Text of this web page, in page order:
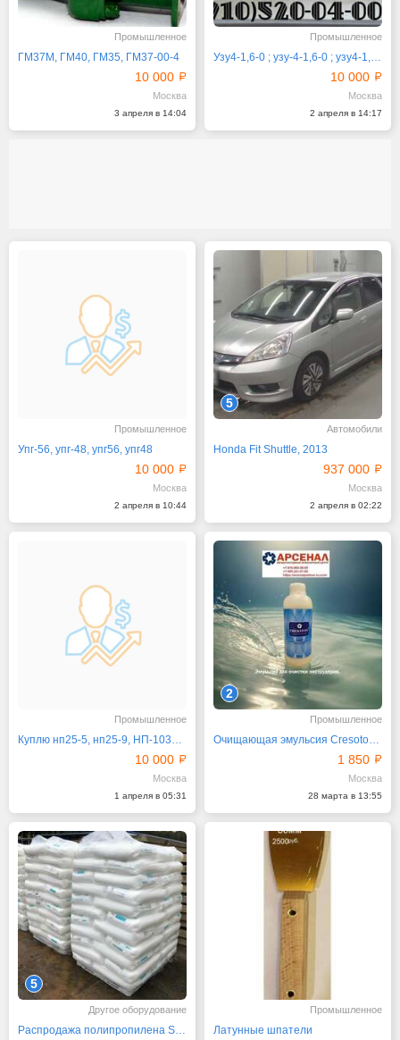
Промышленное
ГМ37М, ГМ40, ГМ35, ГМ37-00-4
10 000
Москва
3 апреля в 14:04
Промышленное
Узу4-1,6-0 ; узу-4-1,6-0 ; узу4-1,6-0
10 000
Москва
2 апреля в 14:17
Промышленное
Упг-56, упг-48, упг56, упг48
10 000
Москва
2 апреля в 10:44
5
Автомобили
Honda Fit Shuttle, 2013
937 000
Москва
2 апреля в 02:22
Промышленное
Куплю нп25-5, нп25-9, НП-103А, БРЗУ-220В
10 000
Москва
1 апреля в 05:31
2
Промышленное
Очищающая эмульсия Cresoton Coratex
1 850
Москва
28 марта в 13:55
5
Другое оборудование
Распродажа полипропилена Sibex PPI003 EX 3 PP I013
Промышленное
Латунные шпатели